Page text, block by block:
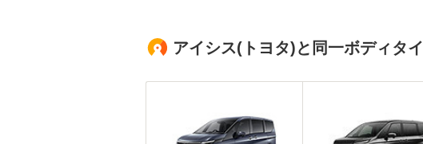
アイシス(トヨタ)と同一ボディタ